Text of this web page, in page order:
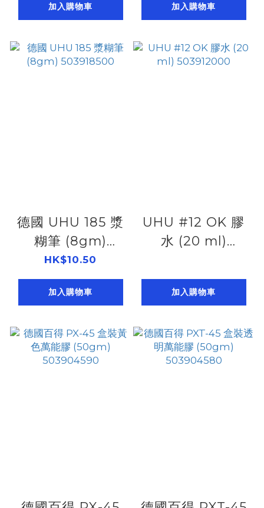
加入購物車 加入購物車
德國 UHU 185 漿
糊筆 (8gm)
503918500
HK$10.50
加入購物車
UHU #12 OK 膠
水 (20 ml)
加入購物車